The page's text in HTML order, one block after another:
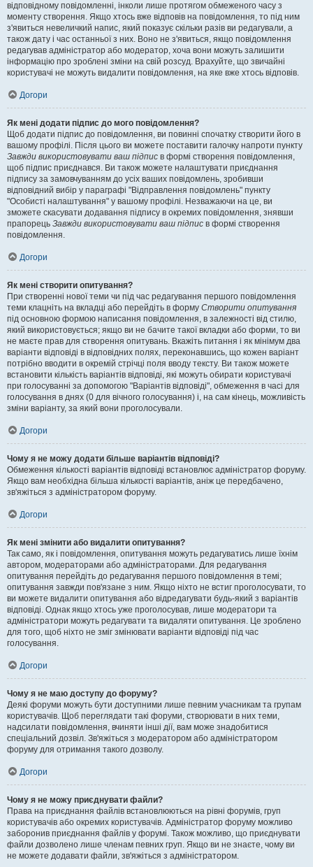
відповідному повідомленні, інколи лише протягом обмеженого часу з
моменту створення. Якщо хтось вже відповів на повідомлення, то під ним
з'явиться невеличкий напис, який показує скільки разів ви редагували, а
також дату і час останньої з них. Воно не з'явиться, якщо повідомлення
редагував адміністратор або модератор, хоча вони можуть залишити
інформацію про зроблені зміни на свій розсуд. Врахуйте, що звичайні
користувачі не можуть видалити повідомлення, на яке вже хтось відповів.
Догори
Як мені додати підпис до мого повідомлення?
Щоб додати підпис до повідомлення, ви повинні спочатку створити його в
вашому профілі. Після цього ви можете поставити галочку напроти пункту
Завжди використовувати ваш підпис в формі створення повідомлення,
щоб підпис приєднався. Ви також можете налаштувати приєднання
підпису за замовчуванням до усіх ваших повідомлень, зробивши
відповідний вибір у параграфі "Відправлення повідомлень" пункту
"Особисті налаштування" у вашому профілі. Незважаючи на це, ви
зможете скасувати додавання підпису в окремих повідомлення, знявши
прапорець Завжди використовувати ваш підпис в формі створення
повідомлення.
Догори
Як мені створити опитування?
При створенні нової теми чи під час редагування першого повідомлення
теми клацніть на вкладці або перейдіть в форму Створити опитування
під основною формою написання повідомлення, в залежності від стилю,
який використовується; якщо ви не бачите такої вкладки або форми, то ви
не маєте прав для створення опитувань. Вкажіть питання і як мінімум два
варіанти відповіді в відповідних полях, переконавшись, що кожен варіант
потрібно вводити в окремій стрічці поля вводу тексту. Ви також можете
встановити кількість варіантів відповіді, які можуть обирати користувачі
при голосуванні за допомогою "Варіантів відповіді", обмеження в часі для
голосування в днях (0 для вічного голосування) і, на сам кінець, можливість
зміни варіанту, за який вони проголосували.
Догори
Чому я не можу додати більше варіантів відповіді?
Обмеження кількості варіантів відповіді встановлює адміністратор форуму.
Якщо вам необхідна більша кількості варіантів, аніж це передбачено,
зв'яжіться з адміністратором форуму.
Догори
Як мені змінити або видалити опитування?
Так само, як і повідомлення, опитування можуть редагуватись лише їхнім
автором, модераторами або адміністраторами. Для редагування
опитування перейдіть до редагування першого повідомлення в темі;
опитування завжди пов'язане з ним. Якщо ніхто не встиг проголосувати, то
ви можете видалити опитування або відредагувати будь-який з варіантів
відповіді. Однак якщо хтось уже проголосував, лише модератори та
адміністратори можуть редагувати та видаляти опитування. Це зроблено
для того, щоб ніхто не зміг змінювати варіанти відповіді під час
голосування.
Догори
Чому я не маю доступу до форуму?
Деякі форуми можуть бути доступними лише певним учасникам та групам
користувачів. Щоб переглядати такі форуми, створювати в них теми,
надсилати повідомлення, вчиняти інші дії, вам може знадобитися
спеціальний дозвіл. Зв'яжіться з модератором або адміністратором
форуму для отримання такого дозволу.
Догори
Чому я не можу приєднувати файли?
Права на приєднання файлів встановлюються на рівні форумів, груп
користувачів або окремих користувачів. Адміністратор форуму можливо
заборонив приєднання файлів у форумі. Також можливо, що приєднувати
файли дозволено лише членам певних груп. Якщо ви не знаєте, чому ви
не можете додавати файли, зв'яжіться з адміністратором.